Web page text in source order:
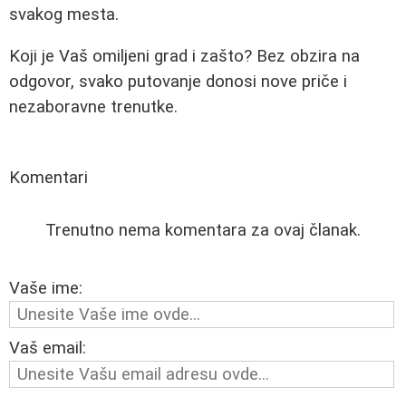
svakog mesta.
Koji je Vaš omiljeni grad i zašto? Bez obzira na
odgovor, svako putovanje donosi nove priče i
nezaboravne trenutke.
Komentari
Trenutno nema komentara za ovaj članak.
Vaše ime:
Vaš email: